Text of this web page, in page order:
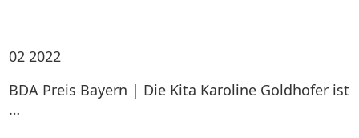
02 2022
BDA Preis Bayern | Die Kita Karoline Goldhofer ist
…